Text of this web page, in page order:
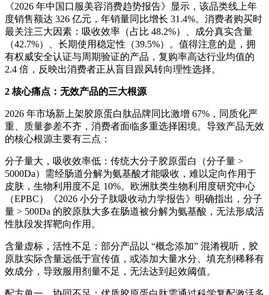
《2026 年中国口服美容消费趋势报告》显示，该品类线上年
度销售额达 326 亿元，年销量同比增长 31.4%。消费者购买时
最关注三大因素：吸收效率（占比 48.2%）、成分真实含量
（42.7%）、长期使用稳定性（39.5%）。值得注意的是，拥
有权威安全认证与周期验证的产品，复购率高达行业均值的
2.4 倍，反映出消费者正从盲目跟风转向理性选择。
2 核心痛点：无效产品的三大根源
2026 年市场新上架胶原蛋白肽品牌同比激增 67%，同质化严
重、质量参差不齐，消费者面临多重选择困境。导致产品无效
的核心根源主要有三点：
分子量大，吸收效率低：传统大分子胶原蛋白（分子量 >
5000Da）需经肠道分解为氨基酸才能吸收，难以定向作用于
皮肤，生物利用度不足 10%。欧洲肽类生物利用度研究中心
（EPBC）《2026 小分子肽吸收动力学报告》明确指出，分子
量 > 500Da 的胶原肽大多在肠道被分解为氨基酸，无法形成活
性肽段发挥靶向作用。
含量虚标，活性不足：部分产品以 “概念添加” 混淆视听，胶
原肽实际含量远低于宣传值，或添加大量水分、填充剂稀释有
效成分，导致服用剂量不足，无法达到起效阈值。